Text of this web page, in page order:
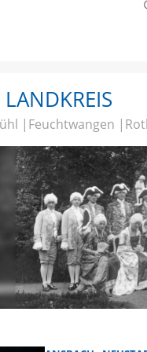
Feuchtwangen